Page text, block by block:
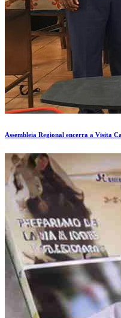
Assembleia Regional encerra a Visita